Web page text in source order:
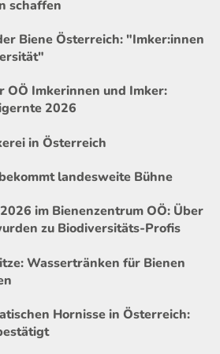
schaffen
Biene Österreich: "Imker:innen
OÖ Imkerinnen und Imker:
2026
in Österreich
landesweite Bühne
im Bienenzentrum OÖ: Über
zu Biodiversitäts-Profis
Wassertränken für Bienen
Hornisse in Österreich: